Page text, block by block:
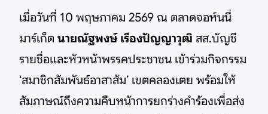
เมื่อวันที่ 10 พฤษภาคม 2569 ณ ตลาดจอห์นนี่
มาร์เก็ต นายณัฐพงษ์ เรืองปัญญาวุฒิ สส.บัญชี
รายชื่อและหัวหน้าพรรคประชาชน เข้าร่วมกิจกรรม
‘สมาชิกสัมพันธ์อาสาส้ม’ เขตคลองเตย พร้อมให้
สัมภาษณ์ถึงความคืบหน้าการยกร่างคำร้องเพื่อส่ง